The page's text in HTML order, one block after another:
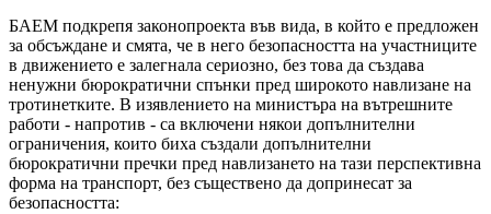
БАЕМ подкрепя законопроекта във вида, в който е предложен
за обсъждане и смята, че в него безопасността на участниците
в движението е залегнала сериозно, без това да създава
ненужни бюрократични спънки пред широкото навлизане на
тротинетките. В изявлението на министъра на вътрешните
работи - напротив - са включени някои допълнителни
ограничения, които биха създали допълнителни
бюрократични пречки пред навлизането на тази перспективна
форма на транспорт, без съществено да допринесат за
безопасността: